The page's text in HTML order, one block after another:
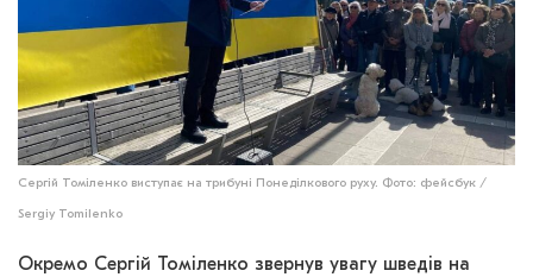
Сергій Томіленко виступає на трибуні Понеділкового руху. Фото: фейсбук /
Sergiy Tomilenko
Окремо Сергій Томіленко звернув увагу шведів на